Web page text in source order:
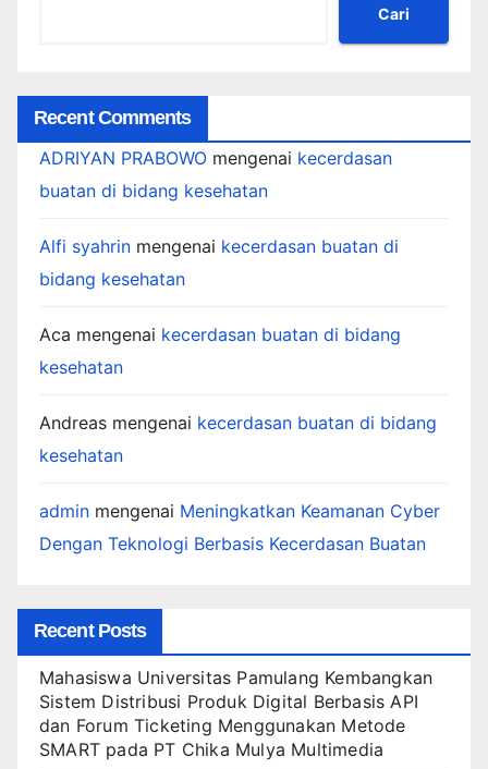
Cari
Recent Comments
ADRIYAN PRABOWO mengenai kecerdasan
buatan di bidang kesehatan
Alfi syahrin mengenai kecerdasan buatan di
bidang kesehatan
Aca mengenai kecerdasan buatan di bidang
kesehatan
Andreas mengenai kecerdasan buatan di bidang
kesehatan
admin mengenai Meningkatkan Keamanan Cyber
Dengan Teknologi Berbasis Kecerdasan Buatan
Recent Posts
Mahasiswa Universitas Pamulang Kembangkan
Sistem Distribusi Produk Digital Berbasis API
dan Forum Ticketing Menggunakan Metode
SMART pada PT Chika Mulya Multimedia